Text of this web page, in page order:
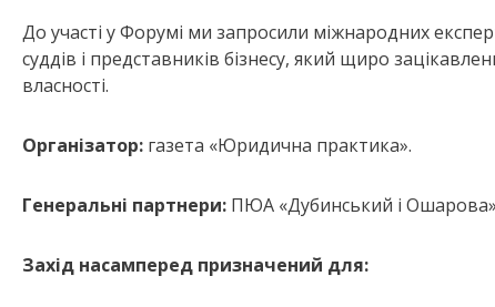
До участі у Форумі ми запросили міжнародних
суддів і представників бізнесу, який щиро
власності.
Організатор: газета «Юридична практика».
Генеральні партнери: ПЮА «Дубинський і
Захід насамперед призначений для: